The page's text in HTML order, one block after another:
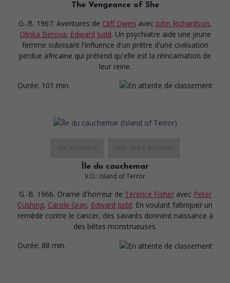
The Vengeance of She
G.-B. 1967. Aventures de Cliff Owen avec John Richardson,
Olinka Berova, Edward Judd. Un psychiatre aide une jeune
femme subissant l'influence d'un prêtre d'une civilisation
perdue africaine qui prétend qu'elle est la réincarnation de
leur reine.
Durée: 101 min.
Île du cauchemar
V.O.: Island of Terror
G.-B. 1966. Drame d'horreur de Terence Fisher avec Peter
Cushing, Carole Gray, Edward Judd. En voulant fabriquer un
remède contre le cancer, des savants donnent naissance à
des bêtes monstrueuses.
Durée: 88 min.